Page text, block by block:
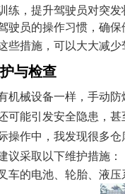
练，提升驾驶员对突
驶员的操作习惯，确
些措施，可以大大减
与检查
机械设备一样，手动
可能引发安全隐患，甚
操作中，我发现很多
议采取以下维护措施：
车的电池、轮胎、液